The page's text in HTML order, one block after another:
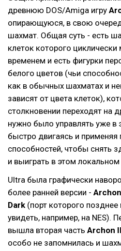
древнюю DOS/Amiga игру
опирающуюся, в свою
шахмат. Общая суть - есть
клеток которого циклически
временем и есть фигурки
белого цветов (чьи
как в обычных шахматах и
зависят от цвета клеток),
столкновении переходят на
нужно было управлять уже в
быстро двигаясь и применяя
способностей, чтобы снять
и выиграть в этом
Ultra была графически
более ранней версии -
Dark (порт которого
увидеть, например, на NES).
вышла вторая часть Archon
особо не запомнилась и